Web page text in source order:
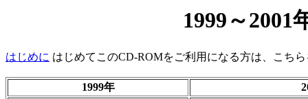
1999～2001
はじめに はじめてこのCD-ROMをご利用になる方は、こち
1999年